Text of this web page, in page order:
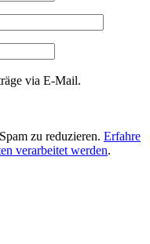
via E-Mail.
zu reduzieren. Erfahre
verarbeitet werden.